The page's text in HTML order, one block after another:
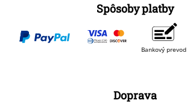
Spôsoby platby
Bankový prevod
Doprava